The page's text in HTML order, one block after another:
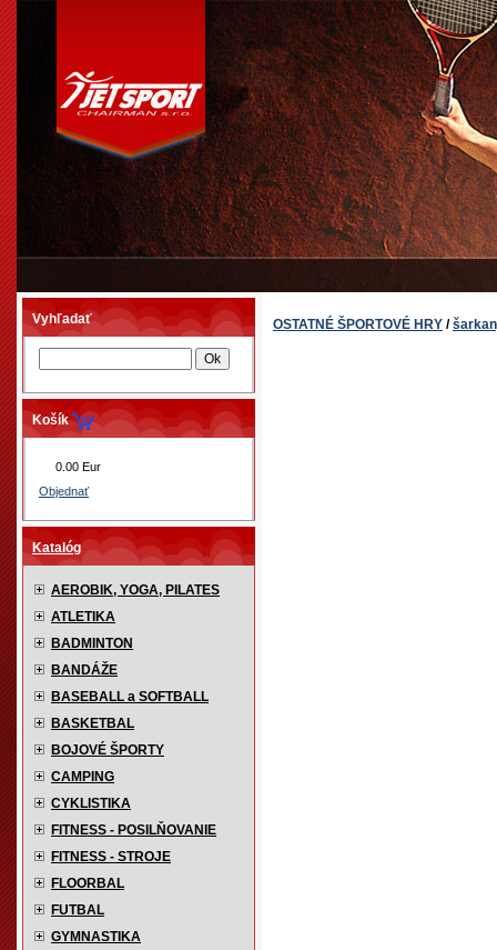
Vyhľadať
Košík
0.00 Eur
Objednať
Katalóg
AEROBIK, YOGA, PILATES
ATLETIKA
BADMINTON
BANDÁŽE
BASEBALL a SOFTBALL
BASKETBAL
BOJOVÉ ŠPORTY
CAMPING
CYKLISTIKA
FITNESS - POSILŇOVANIE
FITNESS - STROJE
FLOORBAL
FUTBAL
GYMNASTIKA
OSTATNÉ ŠPORTOVÉ HRY /